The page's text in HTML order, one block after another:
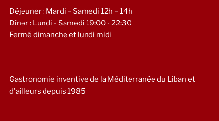
Déjeuner : Mardi – Samedi 12h – 14h
Dîner : Lundi - Samedi 19:00 - 22:30
Fermé dimanche et lundi midi
Gastronomie inventive de la Méditerranée du Liban et
d'ailleurs depuis 1985